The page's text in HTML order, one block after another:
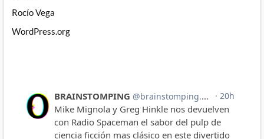
Rocío Vega
WordPress.org